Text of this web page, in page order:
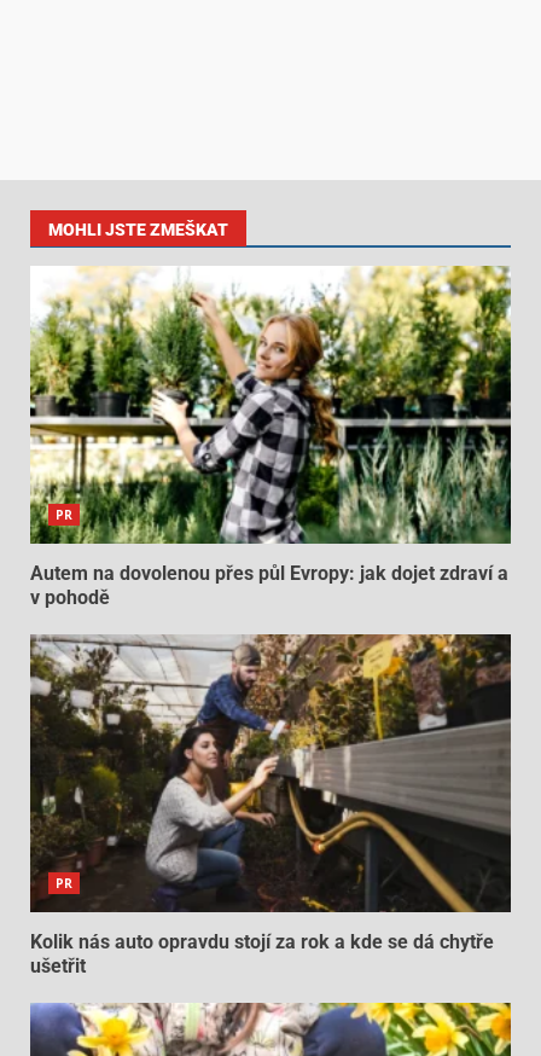
MOHLI JSTE ZMEŠKAT
PR
Autem na dovolenou přes půl Evropy: jak dojet zdraví a
v pohodě
PR
Kolik nás auto opravdu stojí za rok a kde se dá chytře
ušetřit